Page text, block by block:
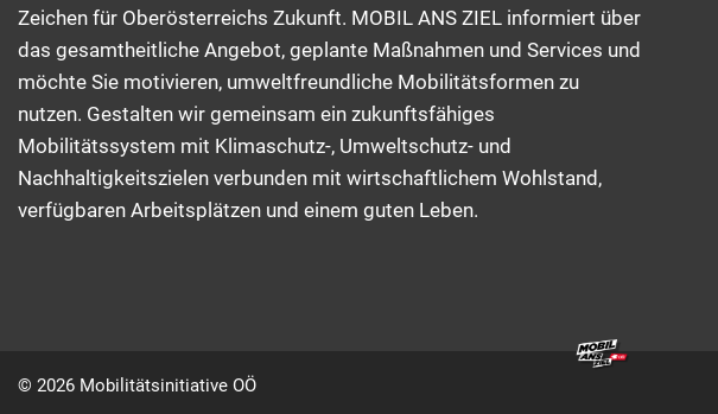
Zeichen für Oberösterreichs Zukunft. MOBIL ANS ZIEL informiert über
das gesamtheitliche Angebot, geplante Maßnahmen und Services und
möchte Sie motivieren, umweltfreundliche Mobilitätsformen zu
nutzen. Gestalten wir gemeinsam ein zukunftsfähiges
Mobilitätssystem mit Klimaschutz-, Umweltschutz- und
Nachhaltigkeitszielen verbunden mit wirtschaftlichem Wohlstand,
verfügbaren Arbeitsplätzen und einem guten Leben.
© 2026 Mobilitätsinitiative OÖ